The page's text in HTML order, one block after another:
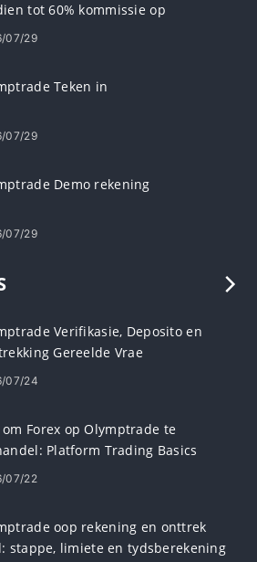
tot 60% kommissie op
07/29
Teken in
07/29
Demo rekening
07/29
Verifikasie, Deposito en
Gereelde Vrae
07/24
om Forex op Olymptrade te
Platform Trading Basics
07/22
oop rekening en onttrek
stappe, limiete en tydsberekening